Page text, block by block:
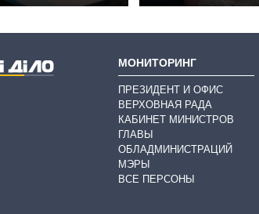
МОНИТОРИНГ
ПРЕЗИДЕНТ И ОФИС
ВЕРХОВНАЯ РАДА
КАБИНЕТ МИНИСТРОВ
ГЛАВЫ
ОБЛАДМИНИСТРАЦИЙ
МЭРЫ
ВСЕ ПЕРСОНЫ